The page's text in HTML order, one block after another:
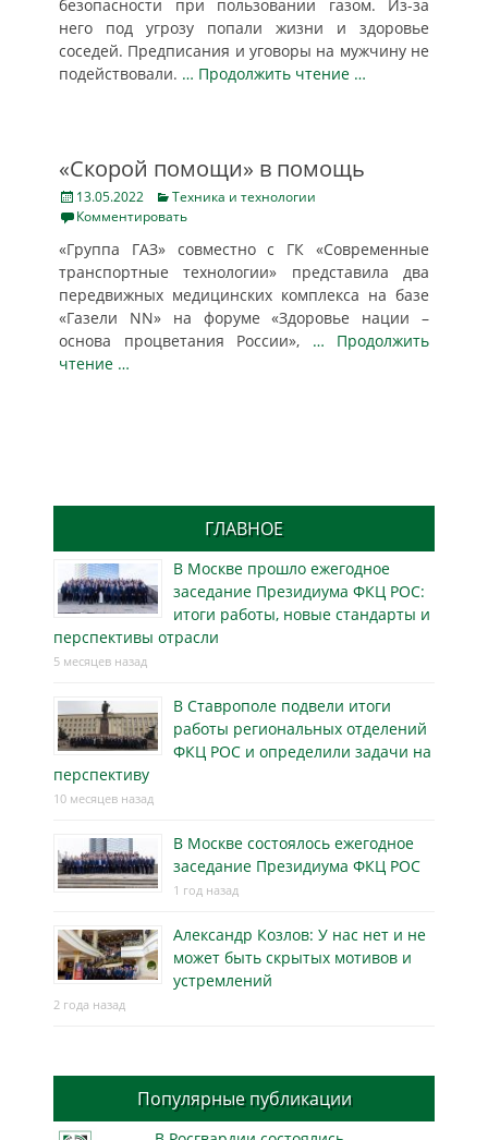
безопасности при пользовании газом. Из-за
него под угрозу попали жизни и здоровье
соседей. Предписания и уговоры на мужчину не
подействовали. … Продолжить чтение …
«Скорой помощи» в помощь
Posted
on
13.05.2022 Categories
Техника и технологии
Комментировать
«Группа ГАЗ» совместно с ГК «Современные
транспортные технологии» представила два
передвижных медицинских комплекса на базе
«Газели NN» на форуме «Здоровье нации –
основа процветания России», … Продолжить
чтение …
ГЛАВНОЕ
В Москве прошло ежегодное
заседание Президиума ФКЦ РОС:
итоги работы, новые стандарты и
перспективы отрасли
5 месяцев назад
В Ставрополе подвели итоги
работы региональных отделений
ФКЦ РОС и определили задачи на
перспективу
10 месяцев назад
В Москве состоялось ежегодное
заседание Президиума ФКЦ РОС
1 год назад
Александр Козлов: У нас нет и не
может быть скрытых мотивов и
устремлений
2 года назад
Популярные публикации